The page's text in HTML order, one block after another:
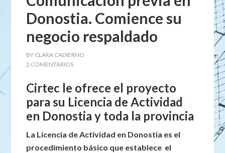
Donostia. Comience su
negocio respaldado
BY CLARA CADIERNO
2 COMENTARIOS
Cirtec le ofrece el proyecto
para su Licencia de Actividad
en Donostia y toda la provincia
La Licencia de Actividad en Donostia es el
procedimiento básico que establece el